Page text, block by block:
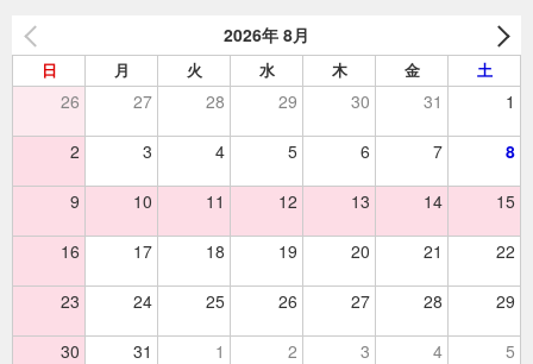
ン
2026年 8月
日 月 火 水 木 金 土
26 27 28 29 30 31 1
2 3 4 5 6 7 8
9 10 11 12 13 14 15
16 17 18 19 20 21 22
23 24 25 26 27 28 29
30 31 1 2 3 4 5